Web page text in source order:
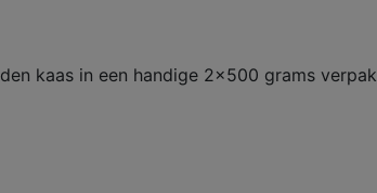
kaas in een handige 2x500 grams